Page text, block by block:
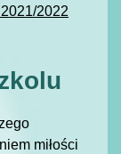
2022
miłości